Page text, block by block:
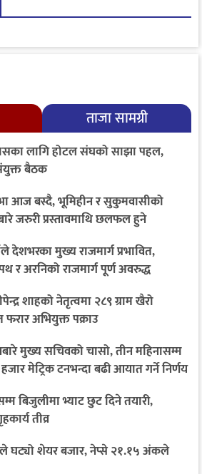
ताजा सामग्री
लागि होटल संघको साझा पहल,
बैठक
आज बस्दै, भूमिहीन र सुकुमवासीको
जरुरी प्रस्तावमाथि छलफल हुने
देशभरका मुख्य राजमार्ग प्रभावित,
र अरनिको राजमार्ग पूर्ण अवरुद्ध
शाहको नेतृत्वमा २८९ ग्राम खैरो
फरार अभियुक्त पक्राउ
मुख्य सचिवको चासो, तीन महिनासम्म
मेट्रिक टनभन्दा बढी आयात गर्ने निर्णय
बिजुलीमा भ्याट छुट दिने तयारी,
तीव्र
घट्यो शेयर बजार, नेप्से २१.१५ अंकले